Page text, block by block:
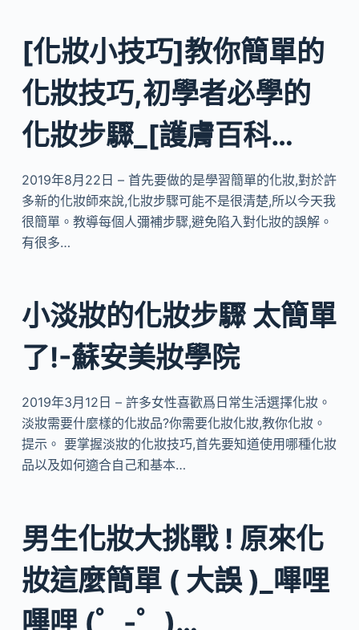
[化妝小技巧]教你簡單的
化妝技巧,初學者必學的
化妝步驟_[護膚百科…
2019年8月22日 – 首先要做的是學習簡單的化妝,對於許
多新的化妝師來說,化妝步驟可能不是很清楚,所以今天我
很簡單。教導每個人彌補步驟,避免陷入對化妝的誤解。
有很多…
小淡妝的化妝步驟 太簡單
了!-蘇安美妝學院
2019年3月12日 – 許多女性喜歡爲日常生活選擇化妝。
淡妝需要什麼樣的化妝品?你需要化妝化妝,教你化妝。
提示。 要掌握淡妝的化妝技巧,首先要知道使用哪種化妝
品以及如何適合自己和基本…
男生化妝大挑戰 ! 原來化
妝這麼簡單 ( 大誤 )_嗶哩
嗶哩 (゜-゜)…